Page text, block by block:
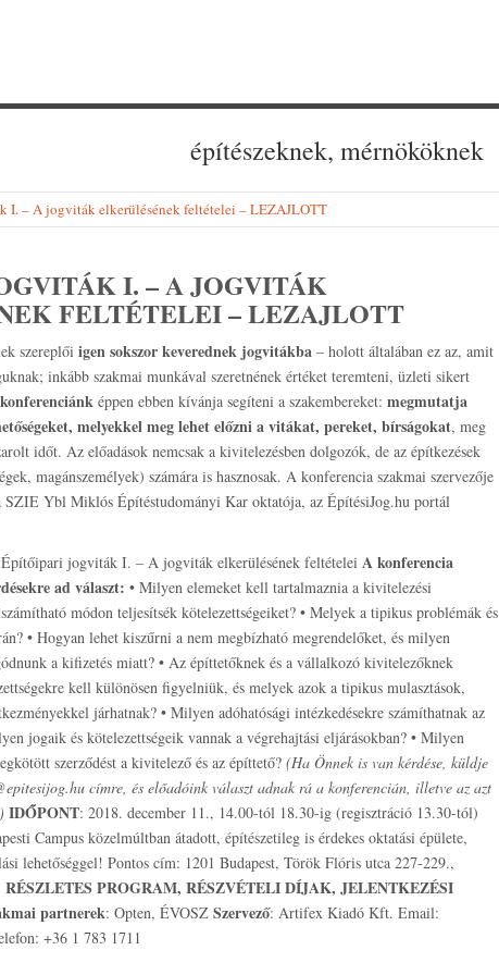
építészeknek, mérnököknek
I. – A jogviták elkerülésének feltételei – LEZAJLOTT
I. – A JOGVITÁK
FELTÉTELEI – LEZAJLOTT
szereplői igen sokszor keverednek jogvitákba – holott általában ez az, amit
inkább szakmai munkával szeretnének értéket teremteni, üzleti sikert
éppen ebben kívánja segíteni a szakembereket: megmutatja
melyekkel meg lehet előzni a vitákat, pereket, bírságokat, meg
időt. Az előadások nemcsak a kivitelezésben dolgozók, de az építkezések
magánszemélyek) számára is hasznosak. A konferencia szakmai szervezője
SZIE Ybl Miklós Építéstudományi Kar oktatója, az ÉpítésiJog.hu portál
jogviták I. – A jogviták elkerülésének feltételei A konferencia
ad választ: • Milyen elemeket kell tartalmaznia a kivitelezési
módon teljesítsék kötelezettségeiket? • Melyek a tipikus problémák és
• Hogyan lehet kiszűrni a nem megbízható megrendelőket, és milyen
a kifizetés miatt? • Az építtetőknek és a vállalkozó kivitelezőknek
kell különösen figyelniük, és melyek azok a tipikus mulasztások,
járhatnak? • Milyen adóhatósági intézkedésekre számíthatnak az
jogaik és kötelezettségeik vannak a végrehajtási eljárásokban? • Milyen
szerződést a kivitelező és az építtető? (Ha Önnek is van kérdése, küldje
címre, és előadóink választ adnak rá a konferencián, illetve az azt
IDŐPONT: 2018. december 11., 14.00-tól 18.30-ig (regisztráció 13.30-tól)
Campus közelmúltban átadott, építészetileg is érdekes oktatási épülete,
lehetőséggel! Pontos cím: 1201 Budapest, Török Flóris utca 227-229.,
RÉSZLETES PROGRAM, RÉSZVÉTELI DÍJAK, JELENTKEZÉSI
partnerek: Opten, ÉVOSZ Szervező: Artifex Kiadó Kft. Email:
+36 1 783 1711